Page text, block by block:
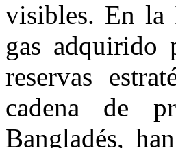
visibles. En la
gas adquirido
reservas
cadena de
Bangladés,